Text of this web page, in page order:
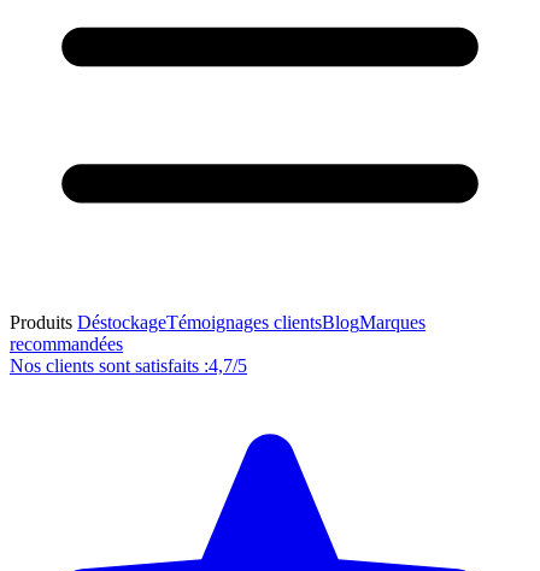
Produits DéstockageTémoignages clientsBlogMarques
recommandées
Nos clients sont satisfaits :4,7/5